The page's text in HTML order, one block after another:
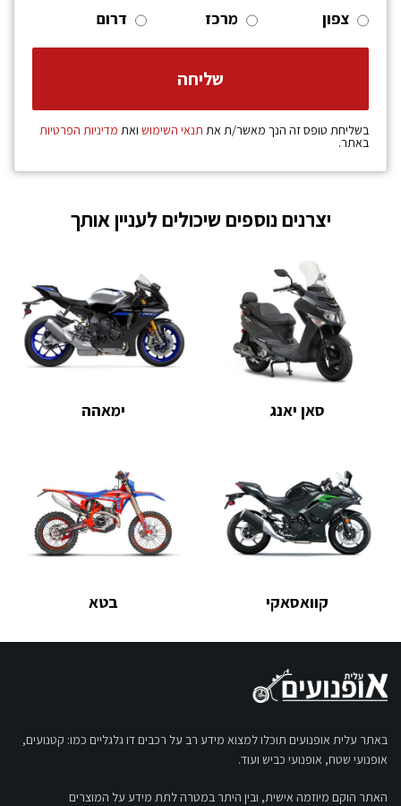
צפון
מרכז דרום
בשליחת טופס זה הנך מאשר/ת את תנאי השימוש ואת מדיניות הפרטיות
באתר.
יצרנים נוספים שיכולים לעניין אותך
סאן יאנג ימאהה
קוואסאקי בטא
באתר עלית אופנועים תוכלו למצוא מידע רב על רכבים דו גלגליים כמו: קטנועים,
אופנועי שטח, אופנועי כביש ועוד.
האתר הוקם מיוזמה אישית, ובין היתר במטרה לתת מידע על המוצרים